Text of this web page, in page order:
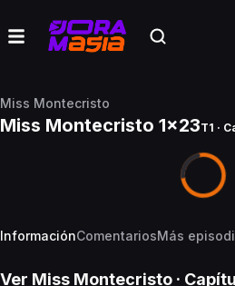
Miss Montecristo
Miss Montecristo 1x23T1 ·
InformaciónComentariosMás
Ver Miss Montecristo ·